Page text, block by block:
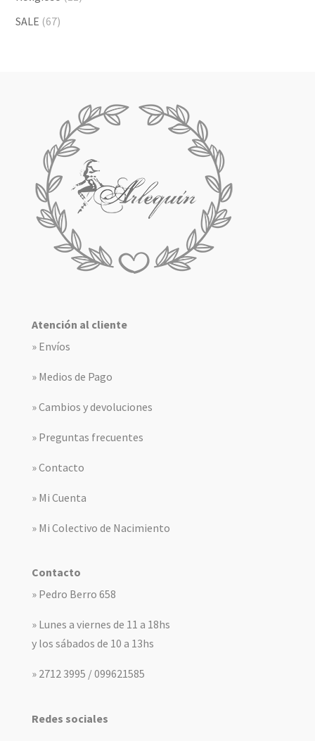
SALE (67)
Atención al cliente
» Envíos
» Medios de Pago
» Cambios y devoluciones
» Preguntas frecuentes
» Contacto
» Mi Cuenta
» Mi Colectivo de Nacimiento
Contacto
» Pedro Berro 658
» Lunes a viernes de 11 a 18hs
y los sábados de 10 a 13hs
» 2712 3995 / 099621585
Redes sociales